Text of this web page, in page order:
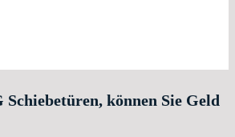
können Sie Geld